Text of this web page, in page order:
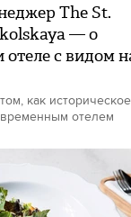
The St.
— о
с видом
как историческое
отелем